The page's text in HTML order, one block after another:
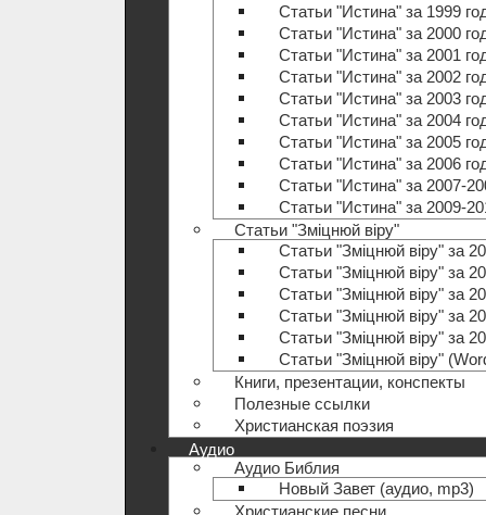
Статьи "Истина" за 1999
Статьи "Истина" за 2000
Статьи "Истина" за 2001
Статьи "Истина" за 2002
Статьи "Истина" за 2003
Статьи "Истина" за 2004
Статьи "Истина" за 2005
Статьи "Истина" за 2006
Статьи "Истина" за 2007-
Статьи "Истина" за 2009-
Статьи "Зміцнюй віру"
Статьи "Зміцнюй віру" за
Статьи "Зміцнюй віру" за
Статьи "Зміцнюй віру" за
Статьи "Зміцнюй віру" за
Статьи "Зміцнюй віру" за
Статьи "Зміцнюй віру"
Книги, презентации, конспекты
Полезные ccылки
Христианская поэзия
Аудио
Аудио Библия
Новый Завет (аудио, mp3)
Христианские песни